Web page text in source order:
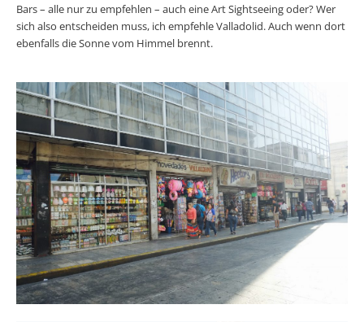
Bars – alle nur zu empfehlen – auch eine Art Sightseeing oder? Wer
sich also entscheiden muss, ich empfehle Valladolid. Auch wenn dort
ebenfalls die Sonne vom Himmel brennt.